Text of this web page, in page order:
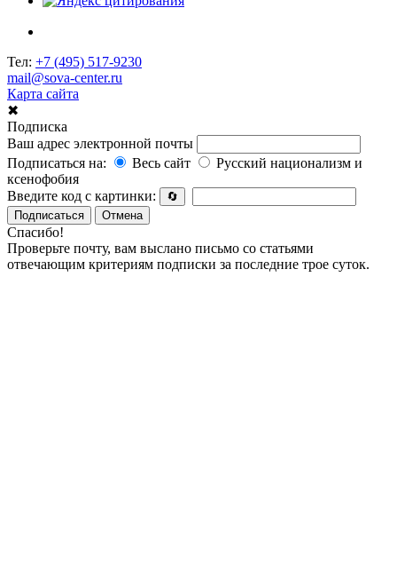
Тел: +7 (495) 517-9230
mail@sova-center.ru
Карта сайта
✖
Подписка
Ваш адрес электронной почты
Подписаться на:
Весь сайт
Русский национализм и
ксенофобия
Введите код с картинки:
🔄
Подписаться
Отмена
Спасибо!
Проверьте почту, вам выслано письмо со статьями
отвечающим критериям подписки за последние трое суток.